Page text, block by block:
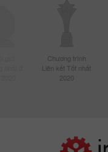
Chương trình
Liên kết Tốt nhất
2020